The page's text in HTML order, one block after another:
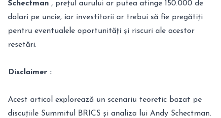
Schectman , prețul aurului ar putea atinge 150.000 de
dolari pe uncie, iar investitorii ar trebui să fie pregătiți
pentru eventualele oportunități și riscuri ale acestor
resetări.
Disclaimer :
Acest articol explorează un scenariu teoretic bazat pe
discuțiile Summitul BRICS și analiza lui Andy Schectman.